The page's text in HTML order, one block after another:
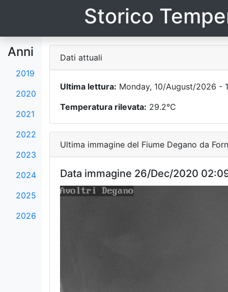
Storico
Anni
2019
2020
2021
2022
2023
2024
2025
2026
Dati attuali
Ultima lettura: Monday, 10/August/2026 -
Temperatura rilevata: 29.2°C
Ultima immagine del Fiume Degano da
Data immagine 26/Dec/2020